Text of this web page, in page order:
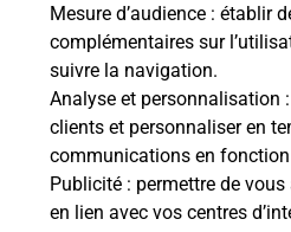
Mesure d’audience : établir
complémentaires sur
suivre la navigation.
Analyse et personnalisation
clients et personnaliser en
communications en
Publicité : permettre de
en lien avec vos centres
Prochaine collecte du
16 Rue Saint Antoine
70500 Betaucourt
Itinéraire